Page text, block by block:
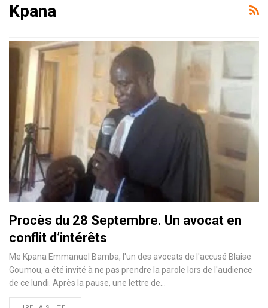
Kpana
Procès du 28 Septembre. Un avocat en
conflit d’intérêts
Me Kpana Emmanuel Bamba, l'un des avocats de l'accusé Blaise
Goumou, a été invité à ne pas prendre la parole lors de l'audience
de ce lundi. Après la pause, une lettre de…